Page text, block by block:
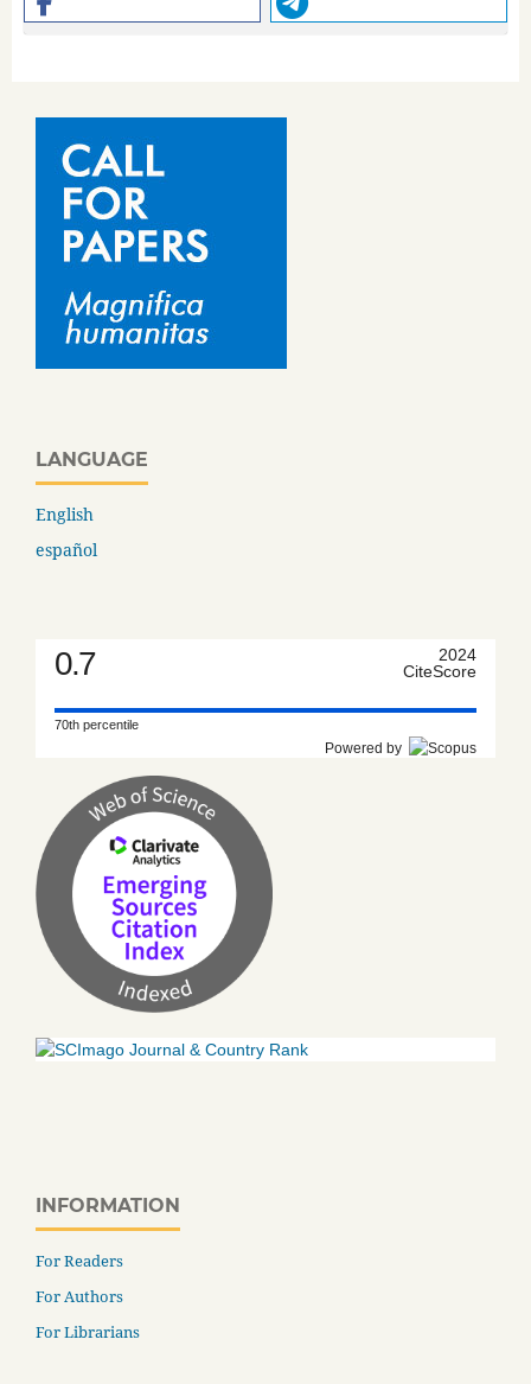
LANGUAGE
English
español
0.7
2024
CiteScore
70th percentile
Powered by
INFORMATION
For Readers
For Authors
For Librarians